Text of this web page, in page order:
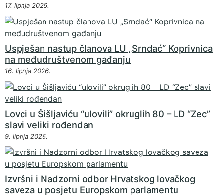
17. lipnja 2026.
Uspješan nastup članova LU „Srndać“ Koprivnica
na međudruštvenom gađanju
16. lipnja 2026.
Lovci u Šišljaviću “ulovili” okruglih 80 – LD “Zec”
slavi veliki rođendan
9. lipnja 2026.
Izvršni i Nadzorni odbor Hrvatskog lovačkog
saveza u posjetu Europskom parlamentu